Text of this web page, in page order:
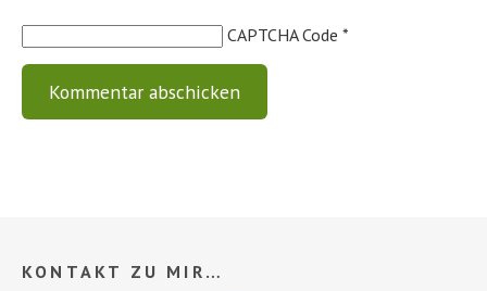
CAPTCHA Code *
KONTAKT ZU MIR…